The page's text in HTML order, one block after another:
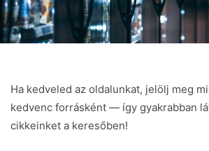
Ha kedveled az oldalunkat, jelölj meg
kedvenc forrásként — így gyakrabban
cikkeinket a keresőben!